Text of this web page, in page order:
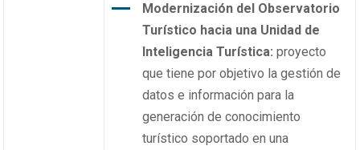
Modernización del Observatorio
Turístico hacia una Unidad de
Inteligencia Turística: proyecto
que tiene por objetivo la gestión de
datos e información para la
generación de conocimiento
turístico soportado en una